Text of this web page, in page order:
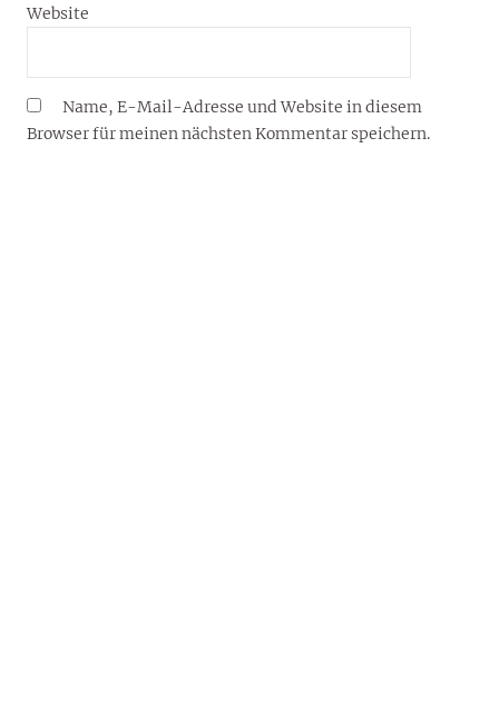
Website
Name, E-Mail-Adresse und Website in diesem
Browser für meinen nächsten Kommentar speichern.